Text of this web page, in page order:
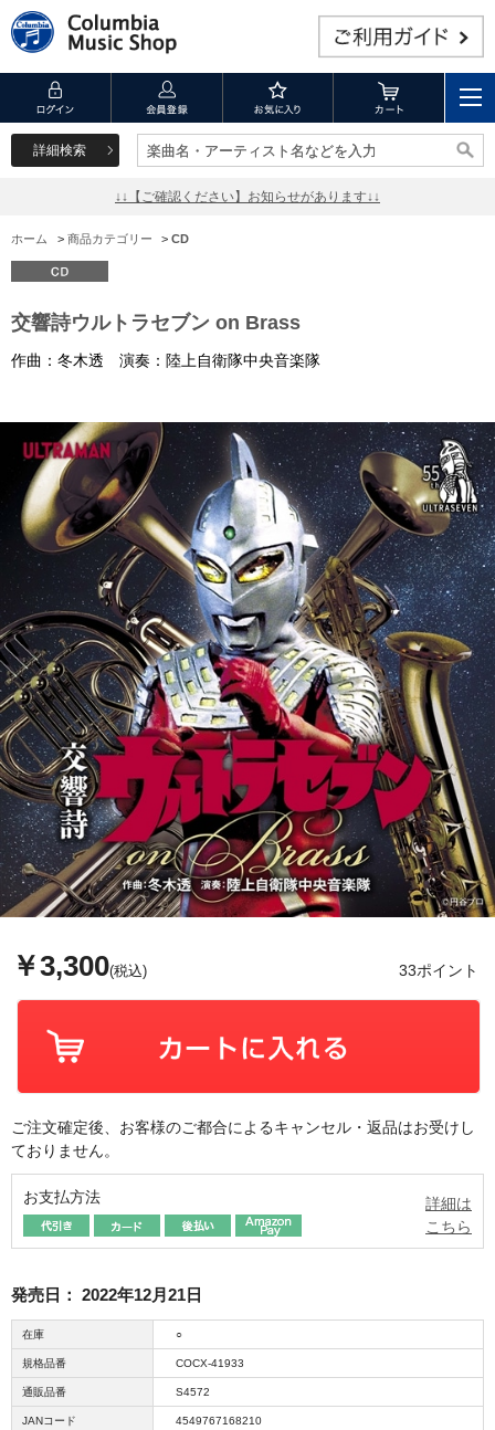
詳細検索 楽曲名・アーティスト名などを入力
楽曲名・アーティスト名などを入力
↓↓【ご確認ください】お知らせがあります↓↓
ホーム > 商品カテゴリー > CD
交響詩ウルトラセブン on Brass
作曲：冬木透 演奏：陸上自衛隊中央音楽隊
￥3,300(税込) 33ポイント
ご注文確定後、お客様のご都合によるキャンセル・返品はお受けし
ておりません。
お支払方法
詳細は
こちら
発売日： 2022年12月21日
在庫 ○
規格品番 COCX-41933
通販品番 S4572
JANコード 4549767168210